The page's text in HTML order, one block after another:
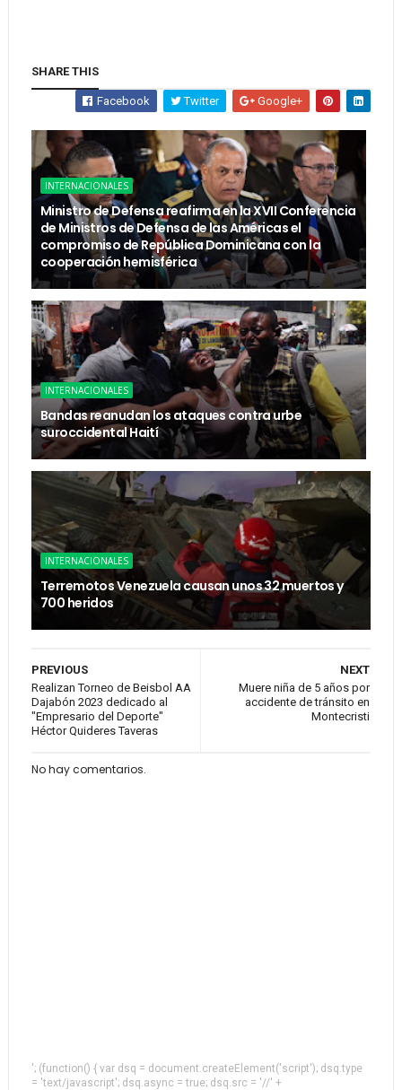
SHARE THIS
Facebook Twitter Google+
INTERNACIONALES
Ministro de Defensa reafirma en la XVII Conferencia
de Ministros de Defensa de las Américas el
compromiso de República Dominicana con la
cooperación hemisférica
INTERNACIONALES
Bandas reanudan los ataques contra urbe
suroccidental Haití
INTERNACIONALES
Terremotos Venezuela causan unos 32 muertos y
700 heridos
NEXT
Muere niña de 5 años por
accidente de tránsito en
Montecristi
PREVIOUS
Realizan Torneo de Beisbol AA
Dajabón 2023 dedicado al
"Empresario del Deporte"
Héctor Quideres Taveras
No hay comentarios.
'; (function() { var dsq = document.createElement('script'); dsq.type
= 'text/javascript'; dsq.async = true; dsq.src = '//' +